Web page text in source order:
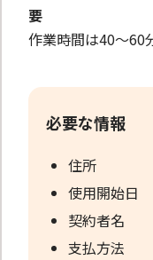
要
作業時間は40～60
必要な情報
住所
使用開始日
契約者名
支払方法